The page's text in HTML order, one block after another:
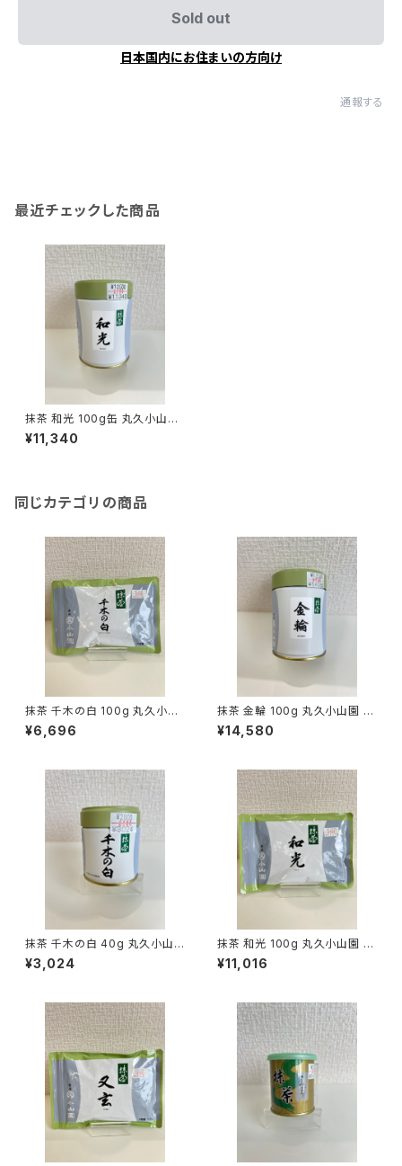
Sold out
日本国内にお住まいの方向け
通報する
最近チェックした商品
抹茶 和光 100g缶 丸久小山園
MATCHA WAKO
¥11,340
同じカテゴリの商品
抹茶 千木の白 100g 丸久小山
園 MATCHA CHIGI NO SHIR
O
¥6,696
抹茶 金輪 100g 丸久小山園 M
ATCHA KINRIN
¥14,580
抹茶 千木の白 40g 丸久小山
園 MATCHA CHIGI NO SHIR
O
¥3,024
抹茶 和光 100g 丸久小山園 M
ATCHA WAKO
¥11,016